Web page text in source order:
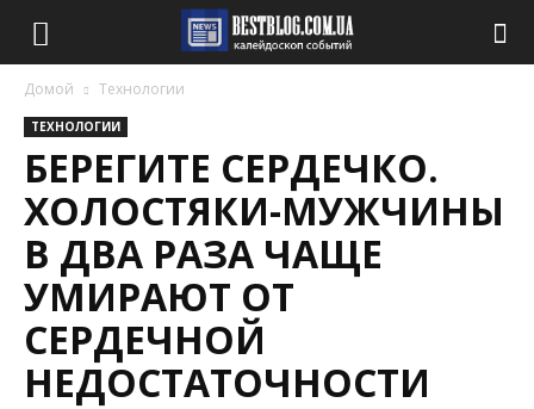
Домой Технологии
ТЕХНОЛОГИИ
БЕРЕГИТЕ СЕРДЕЧКО.
ХОЛОСТЯКИ-МУЖЧИНЫ
В ДВА РАЗА ЧАЩЕ
УМИРАЮТ ОТ
СЕРДЕЧНОЙ
НЕДОСТАТОЧНОСТИ